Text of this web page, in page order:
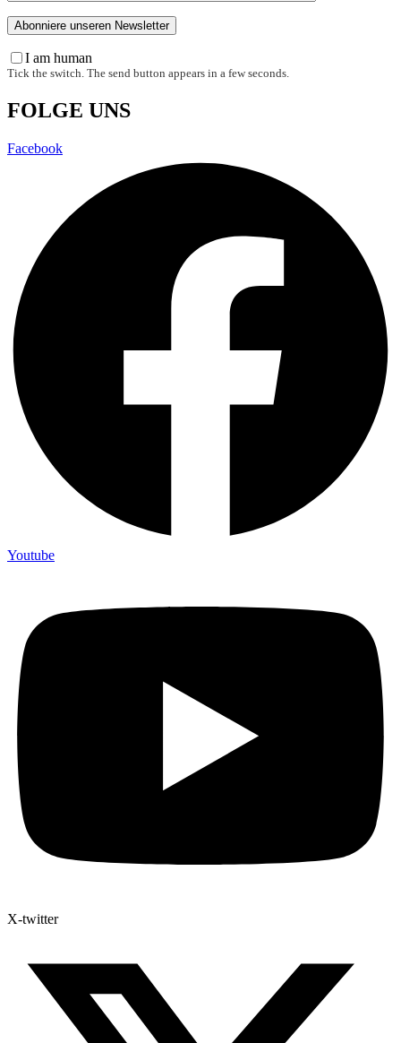
I am human
Tick the switch. The send button appears in a few seconds.
FOLGE UNS
Facebook
Youtube
X-twitter